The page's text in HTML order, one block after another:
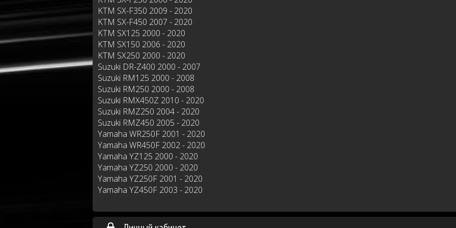
KTM SX-F350 2009 - 2020
KTM SX-F450 2007 - 2020
KTM SX125 2000 - 2020
KTM SX150 2006 - 2020
KTM SX250 2000 - 2020
Suzuki DR-Z400 2000 - 2007
Suzuki RM125 2000 - 2008
Suzuki RM250 2000 - 2008
Suzuki RMX450Z 2010 - 2020
Suzuki RMZ250 2004 - 2020
Suzuki RMZ450 2005 - 2020
Yamaha WR250F 2001 - 2020
Yamaha WR450F 2002 - 2020
Yamaha YZ125 2000 - 2020
Yamaha YZ250 2000 - 2020
Yamaha YZ250F 2001 - 2020
Yamaha YZ450F 2003 - 2020